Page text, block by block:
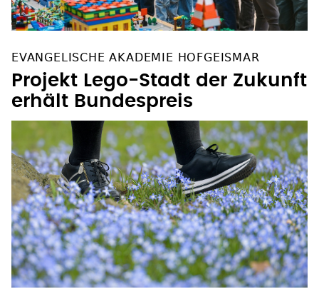
EVANGELISCHE AKADEMIE HOFGEISMAR
Projekt Lego-Stadt der Zukunft
erhält Bundespreis